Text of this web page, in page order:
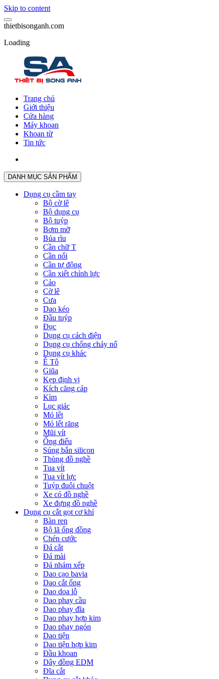
Skip to content
thietbisonganh.com
Loading
Trang chủ
Giới thiệu
Cửa hàng
Máy khoan
Khoan từ
Tin tức
DANH MỤC SẢN PHẨM
Dụng cụ cầm tay
Bộ cờ lê
Bộ dụng cụ
Bộ tuýp
Bơm mỡ
Búa rìu
Cần chữ T
Cần nối
Cần tự động
Cần xiết chỉnh lực
Cảo
Cờ lê
Cưa
Dao kéo
Đầu tuýp
Đục
Dụng cụ cách điện
Dụng cụ chống cháy nổ
Dụng cụ khác
Ê Tô
Giũa
Kẹp định vị
Kích căng cáp
Kìm
Lục giác
Mỏ lết
Mỏ lết răng
Mũi vít
Ống điếu
Súng bắn silicon
Thùng đồ nghề
Tua vít
Tua vít lực
Tuýp đuôi chuột
Xe có đồ nghề
Xe đựng đồ nghề
Dụng cụ cắt gọt cơ khí
Bàn ren
Bộ lã ống đồng
Chén cước
Đá cắt
Đá mài
Đá nhám xếp
Dao cạo bavia
Dao cắt ống
Dao doa lỗ
Dao phay cầu
Dao phay đĩa
Dao phay hợp kim
Dao phay ngón
Dao tiện
Dao tiện hợp kim
Đầu khoan
Dây đồng EDM
Đĩa cắt